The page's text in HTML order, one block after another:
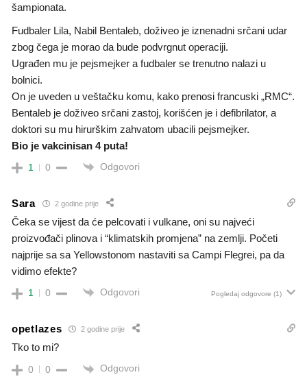
šampionata.
Fudbaler Lila, Nabil Bentaleb, doživeo je iznenadni srčani udar
zbog čega je morao da bude podvrgnut operaciji.
Ugrađen mu je pejsmejker a fudbaler se trenutno nalazi u
bolnici.
On je uveden u veštačku komu, kako prenosi francuski „RMC“.
Bentaleb je doživeo srčani zastoj, korišćen je i defibrilator, a
doktori su mu hirurškim zahvatom ubacili pejsmejker.
Bio je vakcinisan 4 puta!
1 0 Odgovori
Sara 2 godine prije
Čeka se vijest da će pelcovati i vulkane, oni su najveći
proizvođači plinova i “klimatskih promjena” na zemlji. Početi
najprije sa sa Yellowstonom nastaviti sa Campi Flegrei, pa da
vidimo efekte?
1 0 Odgovori Pogledaj odgovore (1)
opetlazes 2 godine prije
Tko to mi?
0 0 Odgovori